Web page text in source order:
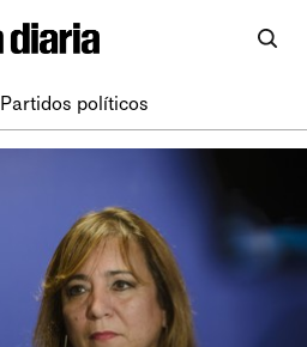
Partidos políticos